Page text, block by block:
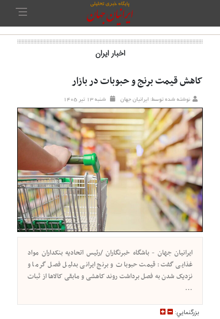
اخبار ایران
کاهش قیمت برنج و حبوبات در بازار
نوشته شده توسط: ایرانیان جهان شنبه ۱۳ تير ۱۴۰۵
ایرانیان جهان - باشگاه خبرنگاران /رئیس اتحادیه بنکداران مواد
غذایی گفت: قیمت حبوبات و برنج ایرانی بدلیل فصل گرما و
نزدیک شدن به فصل برداشت روند کاهشی و مابقی کالاها از ثبات
...
بزرگنمايي: